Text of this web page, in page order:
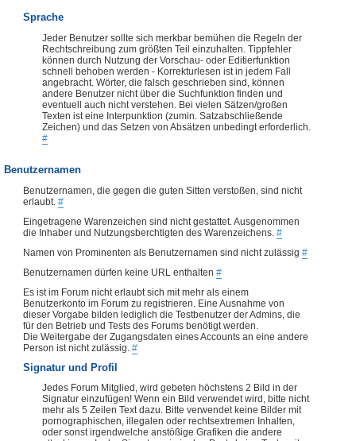
Sprache
Jeder Benutzer sollte sich merkbar bemühen die Regeln der
Rechtschreibung zum größten Teil einzuhalten. Tippfehler
können durch Nutzung der Vorschau- oder Editierfunktion
schnell behoben werden - Korrekturlesen ist in jedem Fall
angebracht. Wörter, die falsch geschrieben sind, können
andere Benutzer nicht über die Suchfunktion finden und
eventuell auch nicht verstehen. Bei vielen Sätzen/großen
Texten ist eine Interpunktion (zumin. Satzabschließende
Zeichen) und das Setzen von Absätzen unbedingt erforderlich.
#
Benutzernamen
Benutzernamen, die gegen die guten Sitten verstoßen, sind nicht
erlaubt. #
Eingetragene Warenzeichen sind nicht gestattet. Ausgenommen
die Inhaber und Nutzungsberchtigten des Warenzeichens. #
Namen von Prominenten als Benutzernamen sind nicht zulässig #
Benutzernamen dürfen keine URL enthalten #
Es ist im Forum nicht erlaubt sich mit mehr als einem
Benutzerkonto im Forum zu registrieren. Eine Ausnahme von
dieser Vorgabe bilden lediglich die Testbenutzer der Admins, die
für den Betrieb und Tests des Forums benötigt werden.
Die Weitergabe der Zugangsdaten eines Accounts an eine andere
Person ist nicht zulässig. #
Signatur und Profil
Jedes Forum Mitglied, wird gebeten höchstens 2 Bild in der
Signatur einzufügen! Wenn ein Bild verwendet wird, bitte nicht
mehr als 5 Zeilen Text dazu. Bitte verwendet keine Bilder mit
pornographischen, illegalen oder rechtsextremen Inhalten,
oder sonst irgendwelche anstößige Grafiken die andere